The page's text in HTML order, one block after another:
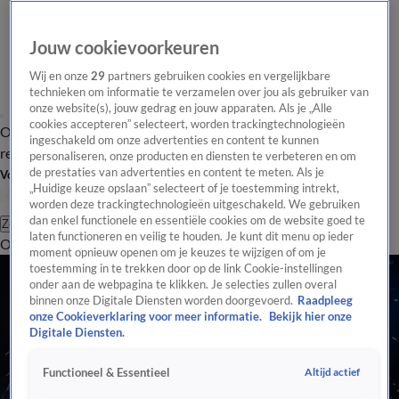
Overzicht Laatste nieuws Regionieuws Het beste van Hart
Tip de
redactie
Volg Hart van Nederland
Zoeken
OverzichtRegioUitzendingenWeerTip de redactiePanelVideo's
Jouw cookievoorkeuren
Wij en onze29 partners gebruiken cookies en vergelijkbare
technieken om informatie te verzamelen over jou als gebruiker van
onze website(s), jouw gedrag en jouw apparaten. Als je „Alle
cookies accepteren” selecteert, worden trackingtechnologieën
ingeschakeld om onze advertenties en content te kunnen
personaliseren, onze producten en diensten te verbeteren en om
de prestaties van advertenties en content te meten. Als je
„Huidige keuze opslaan” selecteert of je toestemming intrekt,
worden deze trackingtechnologieën uitgeschakeld. We gebruiken
dan enkel functionele en essentiële cookies om de website goed te
laten functioneren en veilig te houden. Je kunt dit menu op ieder
moment opnieuw openen om je keuzes te wijzigen of om je
toestemming in te trekken door op de link Cookie-instellingen
onder aan de webpagina te klikken. Je selecties zullen overal
binnen onze Digitale Diensten worden doorgevoerd. Raadpleeg
onze Cookieverklaring voor meer informatie.
Bekijk hier onze
Digitale Diensten.
Functioneel & Essentieel Altijd actief